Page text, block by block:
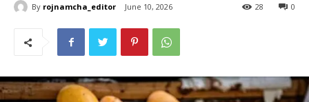
By rojnamcha_editor June 10, 2026 0
28